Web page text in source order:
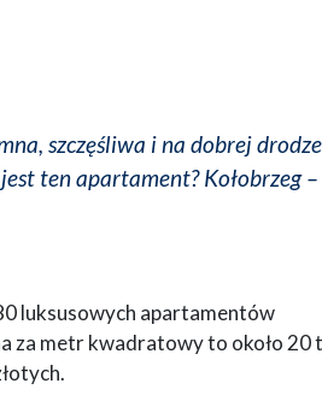
szczęśliwa i na dobrej
ten apartament? Kołobrzeg –
luksusowych apartamentów
za metr kwadratowy to około 20